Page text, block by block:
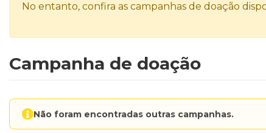
No entanto, confira as campanhas de doação
Campanha de doação
Não foram encontradas outras campanhas.